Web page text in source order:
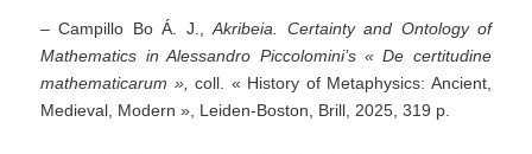
– Campillo Bo Á. J.,Akribeia. Certainty and Ontology of
Mathematics in Alessandro Piccolomini’s « De certitudine
mathematicarum », coll. « History of Metaphysics: Ancient,
Medieval, Modern », Leiden-Boston, Brill, 2025, 319 p.